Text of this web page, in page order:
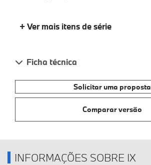
+ Ver mais itens de série
Ficha técnica
Solicitar uma proposta
Comparar versão
INFORMAÇÕES SOBRE IX